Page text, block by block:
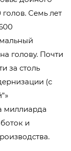
Семь лет
голову. Почти
за столь
(с
миллиарда
и